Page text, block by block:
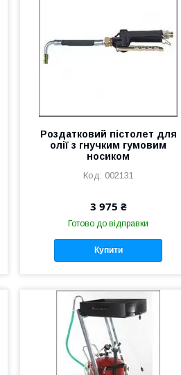
Роздатковий пістолет для
олії з гнучким гумовим
носиком
002131
3 975 ₴
Готово до відправки
Купити